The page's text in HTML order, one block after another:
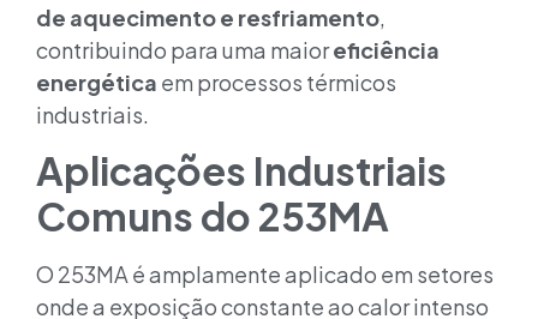
de aquecimento e resfriamento,
contribuindo para uma maioreficiência
energética em processos térmicos
industriais.
Aplicações Industriais
Comuns do 253MA
O 253MA é amplamente aplicado em setores
onde a exposição constante ao calor intenso